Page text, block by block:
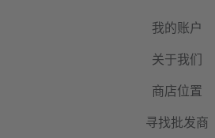
我的账户
关于我们
商店位置
寻找批发商